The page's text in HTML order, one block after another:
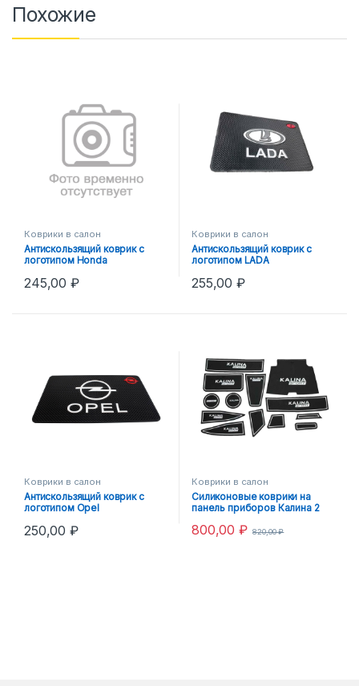
Похожие
Коврики в салон
Антискользящий коврик с
логотипом Honda
245,00₽
Коврики в салон
Антискользящий коврик с
логотипом LADA
255,00₽
Коврики в салон
Антискользящий коврик с
логотипом Opel
250,00₽
Коврики в салон
Силиконовые коврики на
панель приборов Калина 2
800,00₽ 820,00₽